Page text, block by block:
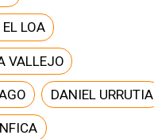
LOA
VALLEJO
DANIEL URRUTIA